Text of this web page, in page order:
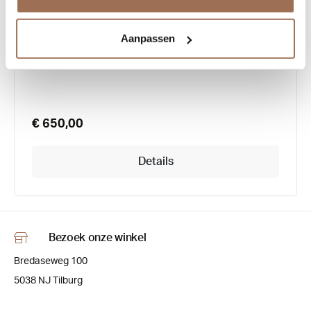
Aanpassen
Lindberg Thintanium 5504
€ 650,00
Details
Bezoek onze winkel
Bredaseweg 100
5038 NJ Tilburg